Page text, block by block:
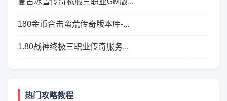
180金币合击蛮荒传奇版本库-...
1.80战神终极三职业传奇服务...
热门攻略教程